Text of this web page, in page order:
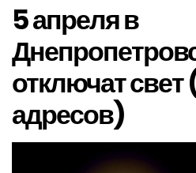
5 апреля в
отключат свет
адресов)